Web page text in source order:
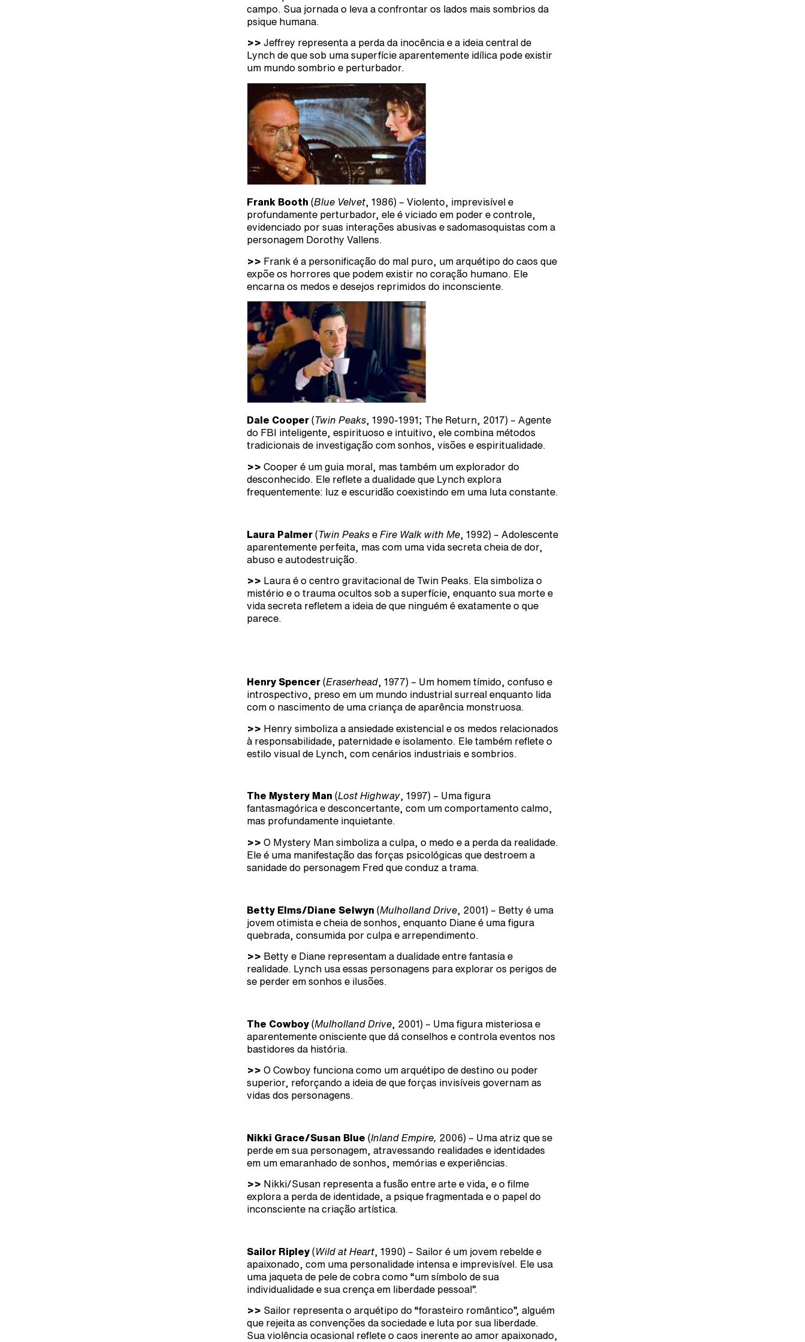
campo. Sua jornada o leva a confrontar os lados mais sombrios da
psique humana.
>> Jeffrey representa a perda da inocência e a ideia central de
Lynch de que sob uma superfície aparentemente idílica pode existir
um mundo sombrio e perturbador.
Frank Booth (Blue Velvet , 1986) – Violento, imprevisível e
profundamente perturbador, ele é viciado em poder e controle,
evidenciado por suas interações abusivas e sadomasoquistas com a
personagem Dorothy Vallens.
>> Frank é a personificação do mal puro, um arquétipo do caos que
expõe os horrores que podem existir no coração humano. Ele
encarna os medos e desejos reprimidos do inconsciente.
Dale Cooper (Twin Peaks , 1990-1991; The Return, 2017) – Agente
do FBI inteligente, espirituoso e intuitivo, ele combina métodos
tradicionais de investigação com sonhos, visões e espiritualidade.
>> Cooper é um guia moral, mas também um explorador do
desconhecido. Ele reflete a dualidade que Lynch explora
frequentemente: luz e escuridão coexistindo em uma luta constante.
Laura Palmer (Twin Peaks e Fire Walk with Me , 1992) – Adolescente
aparentemente perfeita, mas com uma vida secreta cheia de dor,
abuso e autodestruição.
>> Laura é o centro gravitacional de Twin Peaks. Ela simboliza o
mistério e o trauma ocultos sob a superfície, enquanto sua morte e
vida secreta refletem a ideia de que ninguém é exatamente o que
parece.
Henry Spencer (Eraserhead , 1977) – Um homem tímido, confuso e
introspectivo, preso em um mundo industrial surreal enquanto lida
com o nascimento de uma criança de aparência monstruosa.
>> Henry simboliza a ansiedade existencial e os medos relacionados
à responsabilidade, paternidade e isolamento. Ele também reflete o
estilo visual de Lynch, com cenários industriais e sombrios.
The Mystery Man (Lost Highway , 1997) – Uma figura
fantasmagórica e desconcertante, com um comportamento calmo,
mas profundamente inquietante.
>> O Mystery Man simboliza a culpa, o medo e a perda da realidade.
Ele é uma manifestação das forças psicológicas que destroem a
sanidade do personagem Fred que conduz a trama.
Betty Elms/Diane Selwyn (Mulholland Drive , 2001) – Betty é uma
jovem otimista e cheia de sonhos, enquanto Diane é uma figura
quebrada, consumida por culpa e arrependimento.
>> Betty e Diane representam a dualidade entre fantasia e
realidade. Lynch usa essas personagens para explorar os perigos de
se perder em sonhos e ilusões.
The Cowboy (Mulholland Drive , 2001) – Uma figura misteriosa e
aparentemente onisciente que dá conselhos e controla eventos nos
bastidores da história.
>> O Cowboy funciona como um arquétipo de destino ou poder
superior, reforçando a ideia de que forças invisíveis governam as
vidas dos personagens.
Nikki Grace/Susan Blue (Inland Empire,
2006) – Uma atriz que se
perde em sua personagem, atravessando realidades e identidades
em um emaranhado de sonhos, memórias e experiências.
>> Nikki/Susan representa a fusão entre arte e vida, e o filme
explora a perda de identidade, a psique fragmentada e o papel do
inconsciente na criação artística.
Sailor Ripley (Wild at Heart , 1990) – Sailor é um jovem rebelde e
apaixonado, com uma personalidade intensa e imprevisível. Ele usa
uma jaqueta de pele de cobra como “um símbolo de sua
individualidade e sua crença em liberdade pessoal”.
>> Sailor representa o arquétipo do “forasteiro romântico”, alguém
que rejeita as convenções da sociedade e luta por sua liberdade.
Sua violência ocasional reflete o caos inerente ao amor apaixonado,